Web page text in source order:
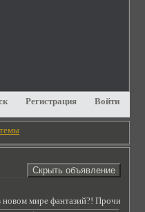
Регистрация Войти
мире фантазий?! Прочитай